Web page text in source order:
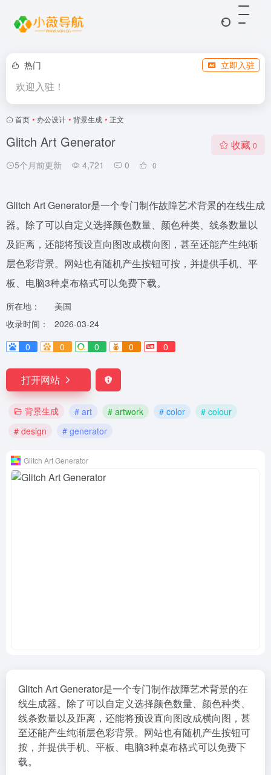
热门 立即入驻
欢迎入驻！
首页 • 办公设计 • 背景生成 • 正文
Glitch Art Generator
5个月前更新 4,721 0 0
收藏 0
Glitch Art Generator是一个专门制作故障艺术背景的在线生成
器。除了可以自定义选择颜色数量、颜色种类、线条数量以
及距离，还能将预设直向图改成横向图，甚至还能产生纯渐
层色彩背景。网站也有随机产生按钮可按，并提供手机、平
板、电脑3种桌布格式可以免费下载。
所在地：
美国
收录时间：
2026-03-24
0
0 0 0 0
打开网站
背景生成 # art # artwork # color
# colour
# design
# generator
Glitch Art Generator
Glitch Art Generator是一个专门制作故障艺术背景的在
线生成器。除了可以自定义选择颜色数量、颜色种类、
线条数量以及距离，还能将预设直向图改成横向图，甚
至还能产生纯渐层色彩背景。网站也有随机产生按钮可
按，并提供手机、平板、电脑3种桌布格式可以免费下
载。